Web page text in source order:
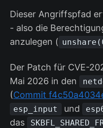
Dieser Angriffspfad
- also die
anzulegen (
Der Patch für CVE-
Mai 2026 in den
(Commit
esp_input und
das